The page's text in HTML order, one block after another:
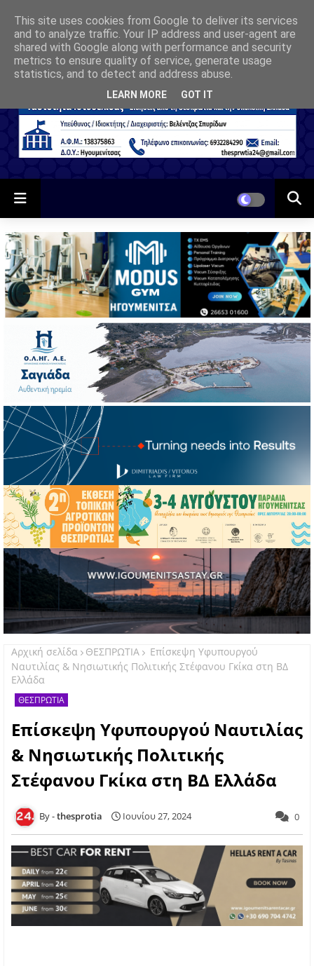
Αρχική σελίδα ΘΕΣΠΡΩΤΙΑ
Επίσκεψη Υφυπουργού
Ναυτιλίας & Νησιωτικής Πολιτικής Στέφανου Γκίκα στη ΒΔ
Ελλάδα
ΘΕΣΠΡΩΤΙΑ
Επίσκεψη Υφυπουργού Ναυτιλίας
& Νησιωτικής Πολιτικής
Στέφανου Γκίκα στη ΒΔ Ελλάδα
thesprotia Ιουνίου 27, 2024 0
This site uses cookies from Google to deliver its services
and to analyze traffic. Your IP address and user-agent are
shared with Google along with performance and security
metrics to ensure quality of service, generate usage
statistics, and to detect and address abuse.
LEARN MORE GOT IT